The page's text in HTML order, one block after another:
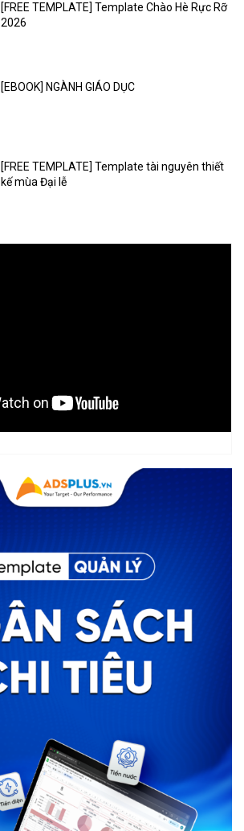
[FREE TEMPLATE] Template Chào Hè Rực Rỡ
2026
[EBOOK] NGÀNH GIÁO DỤC
[FREE TEMPLATE] Template tài nguyên thiết
kế mùa Đại lễ